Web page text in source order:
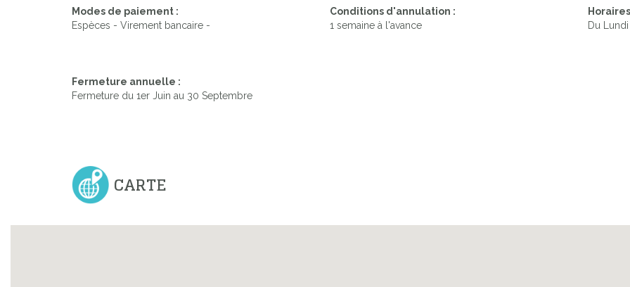
Modes de paiement :
Espèces - Virement bancaire -
Conditions d'annulation :
1 semaine à l'avance
Du
Fermeture annuelle :
Fermeture du 1er Juin au 30 Septembre
CARTE